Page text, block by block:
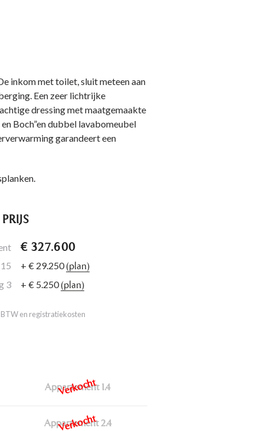
inkom met toilet, sluit meteen aan
Een zeer lichtrijke
dressing met maatgemaakte
Boch”en dubbel lavabomeubel
garandeert een
PRIJS
€ 327.600
+ € 29.250(plan)
3 + € 5.250(plan)
en registratiekosten
Appartement 1.4
Appartement 2.4